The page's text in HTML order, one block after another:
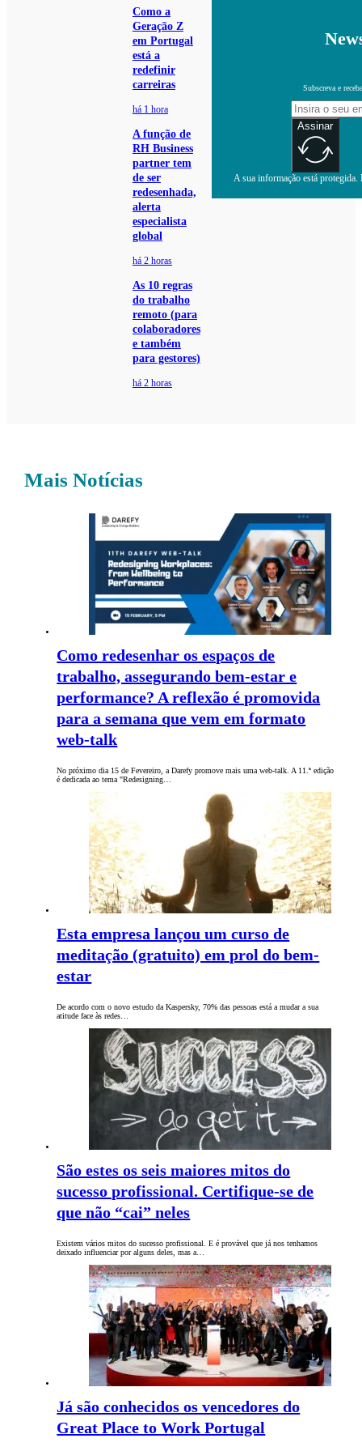
Como a
Geração Z
em Portugal
está a
redefinir
carreiras
há 1 hora
A função de
RH Business
partner tem
de ser
redesenhada,
alerta
especialista
global
há 2 horas
As 10 regras
do trabalho
remoto (para
colaboradores
e também
para gestores)
há 2 horas
Subscreva e
Assinar
A sua informação está
Mais Notícias
Como redesenhar os espaços de
trabalho, assegurando bem-estar e
performance? A reflexão é promovida
para a semana que vem em formato
web-talk
No próximo dia 15 de Fevereiro, a Darefy promove mais uma web-talk. A 11.ª edição
é dedicada ao tema "Redesigning…
Esta empresa lançou um curso de
meditação (gratuito) em prol do bem-
estar
De acordo com o novo estudo da Kaspersky, 70% das pessoas está a mudar a sua
atitude face às redes…
São estes os seis maiores mitos do
sucesso profissional. Certifique-se de
que não “cai” neles
Existem vários mitos do sucesso profissional. E é provável que já nos tenhamos
deixado influenciar por alguns deles, mas a…
Já são conhecidos os vencedores do
Great Place to Work Portugal